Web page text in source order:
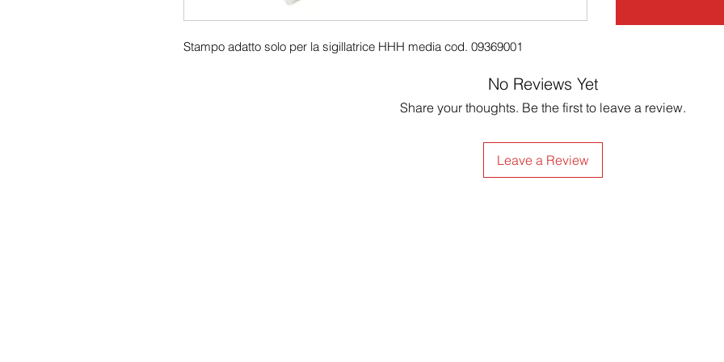
Stampo adatto solo per la sigillatrice HHH media cod. 09369001
No Reviews Yet
Share your thoughts. Be the first to leave a review.
Leave a Review